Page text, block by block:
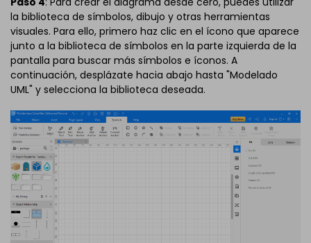
la biblioteca de símbolos, dibujo y otras herramientas
visuales. Para ello, primero haz clic en el ícono que aparece
junto a la biblioteca de símbolos en la parte izquierda de la
pantalla para buscar más símbolos e íconos. A
continuación, desplázate hacia abajo hasta "Modelado
UML" y selecciona la biblioteca deseada.